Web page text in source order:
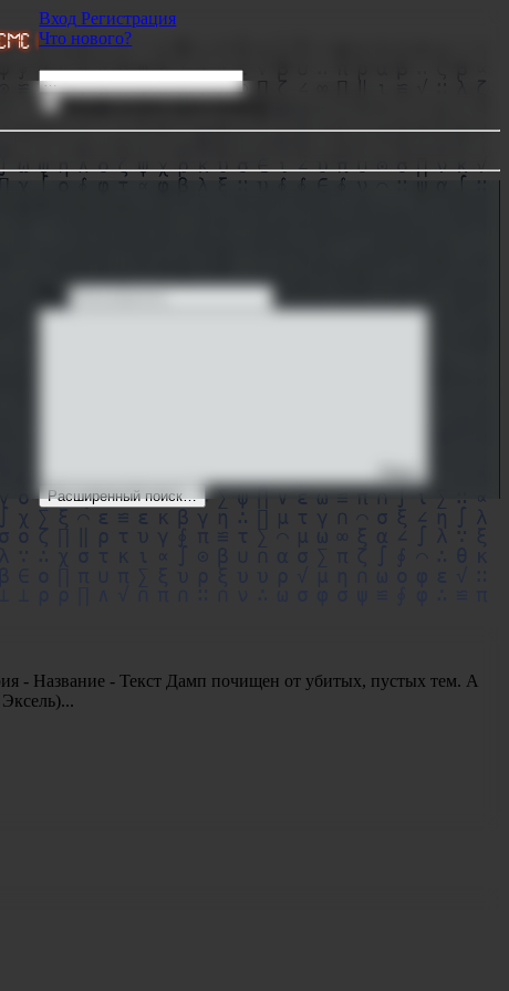
цензуры
Вход Регистрация
Что нового?
Искать только в заголовках
От:
Поиск
Расширенный поиск…
- Название - Текст Дамп почищен от убитых, пустых тем. А